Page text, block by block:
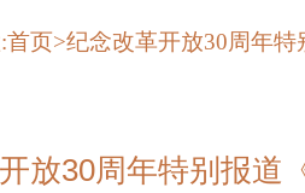
页>纪念改革开放30周年
放30周年特别报道